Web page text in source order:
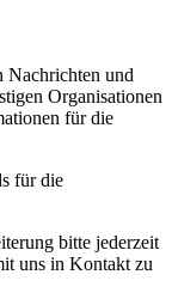
Nachrichten und
Organisationen
für die
für die
bitte jederzeit
uns in Kontakt zu